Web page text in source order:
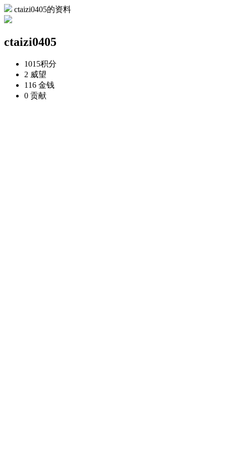
ctaizi0405的资料
ctaizi0405
1015积分
2 威望
116 金钱
0 贡献